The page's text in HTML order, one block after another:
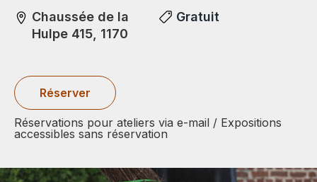
Chaussée de la
Hulpe 415, 1170
Gratuit
Réserver
Réservations pour ateliers via e-mail / Expositions
accessibles sans réservation